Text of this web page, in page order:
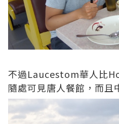
不過Laucestom華人比
隨處可見唐人餐館，而且